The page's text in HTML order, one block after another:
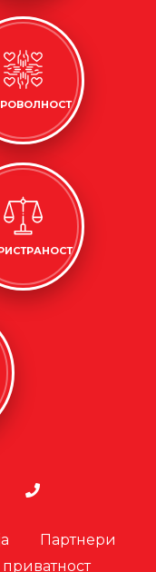
Партнери